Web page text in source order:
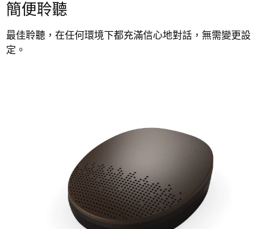
簡便聆聽
最佳聆聽，在任何環境下都充滿信心地對話，無需變更設
定。